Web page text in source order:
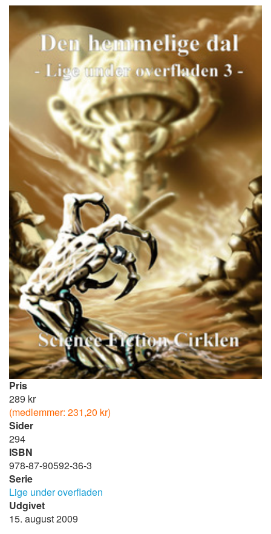
Pris
289 kr
(medlemmer: 231,20 kr)
Sider
294
ISBN
978-87-90592-36-3
Serie
Lige under overfladen
Udgivet
15. august 2009